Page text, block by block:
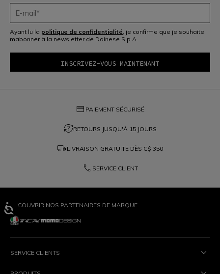
Ayant lu la politique de confidentialité, je confirme que je souhaite
mabonner à la newsletter de Dainese S.p.A.
credit_card PAIEMENT SÉCURISÉ
question_exchangeRETOURS JUSQU'À 15 JOURS
local_shipping LIVRAISON GRATUITE DÈS C$ 350
phone SERVICE CLIENT
DÉCOUVRIR NOS PARTENAIRES DE MARQUE
SERVICE CLIENTS